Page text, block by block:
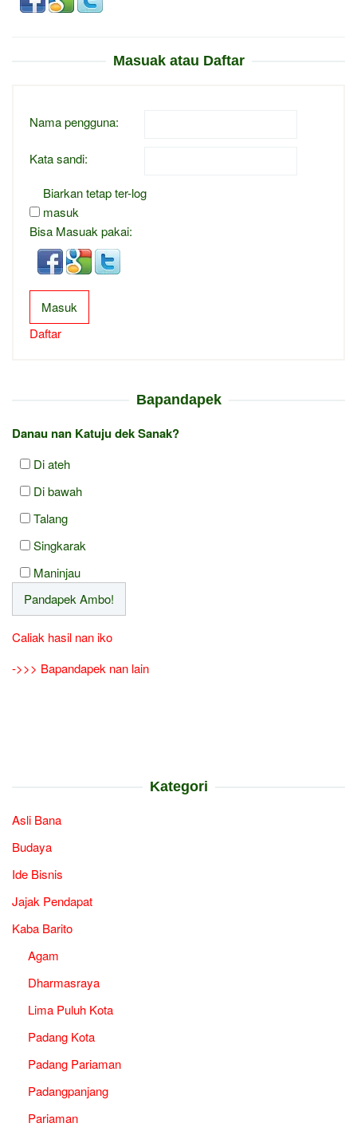
Masuak atau Daftar
Nama pengguna:
Kata sandi:
Biarkan tetap ter-log
masuk
Bisa Masuak pakai:
Masuk
Daftar
Bapandapek
Danau nan Katuju dek Sanak?
Di ateh
Di bawah
Talang
Singkarak
Maninjau
Caliak hasil nan iko
->>> Bapandapek nan lain
Kategori
Asli Bana
Budaya
Ide Bisnis
Jajak Pendapat
Kaba Barito
Agam
Dharmasraya
Lima Puluh Kota
Padang Kota
Padang Pariaman
Padangpanjang
Pariaman